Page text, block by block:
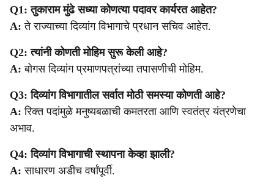
Q1: तुकाराम मुंढे सध्या कोणत्या पदावर कार्यरत आहेत?
A: ते राज्याच्या दिव्यांग विभागाचे प्रधान सचिव आहेत.
Q2: त्यांनी कोणती मोहिम सुरू केली आहे?
A: बोगस दिव्यांग प्रमाणपत्रांच्या तपासणीची मोहिम.
Q3: दिव्यांग विभागातील सर्वात मोठी समस्या कोणती आहे?
A: रिक्त पदांमुळे मनुष्यबळाची कमतरता आणि स्वतंत्र यंत्रणेचा
अभाव.
Q4: दिव्यांग विभागाची स्थापना केव्हा झाली?
A: साधारण अडीच वर्षांपूर्वी.